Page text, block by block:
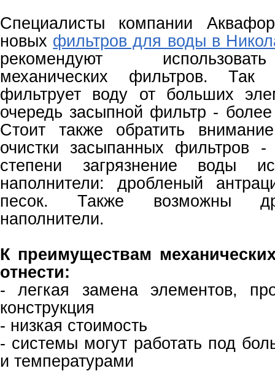
Специалисты компании
новых фильтров для воды в
рекомендуют
механических фильтров. Так
фильтрует воду от больших
очередь засыпной фильтр -
Стоит также обратить
очистки засыпанных фильтров
степени загрязнение воды
наполнители: дробленый
песок. Также возможны
наполнители.
К преимуществам
отнести:
- легкая замена элементов,
конструкция
- низкая стоимость
- системы могут работать под
и температурами